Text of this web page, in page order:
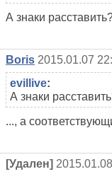
А знаки
Boris 2015.01.07
evillive:
А знаки
..., а
[Удален]